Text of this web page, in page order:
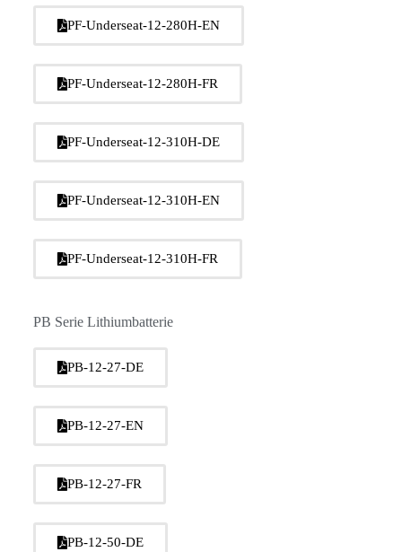
PF-Underseat-12-280H-EN
PF-Underseat-12-280H-FR
PF-Underseat-12-310H-DE
PF-Underseat-12-310H-EN
PF-Underseat-12-310H-FR
PB Serie Lithiumbatterie
PB-12-27-DE
PB-12-27-EN
PB-12-27-FR
PB-12-50-DE